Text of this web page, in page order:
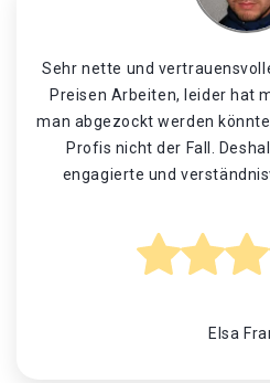
Sehr nette und
Preisen Arbeiten, leider hat
man abgezockt werden
Profis nicht der Fall.
engagierte und
Elsa